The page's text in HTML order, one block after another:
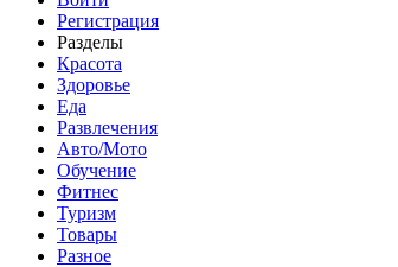
Регистрация
Разделы
Красота
Здоровье
Еда
Развлечения
Авто/Мото
Обучение
Фитнес
Туризм
Товары
Разное